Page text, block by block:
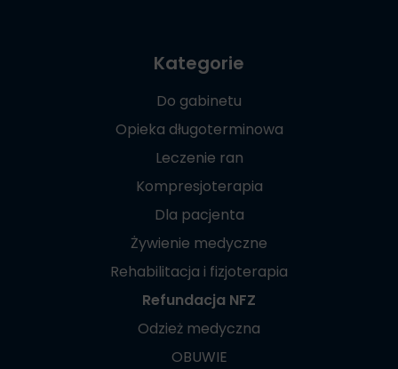
Kategorie
Do gabinetu
Opieka długoterminowa
Leczenie ran
Kompresjoterapia
Dla pacjenta
Żywienie medyczne
Rehabilitacja i fizjoterapia
Refundacja NFZ
Odzież medyczna
OBUWIE